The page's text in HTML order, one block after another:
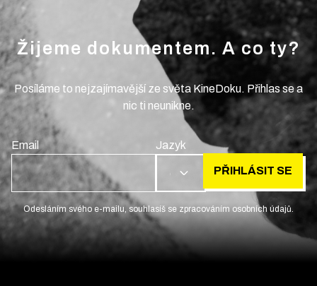
Žijeme dokumentem. A co ty?
Posíláme to nejzajímavější ze světa KineDoku. Přihlas se a
nic ti neunikne.
Email Jazyk
CS PŘIHLÁSIT SE
Odesláním svého e-mailu, souhlasíš se zpracováním osobních údajů.